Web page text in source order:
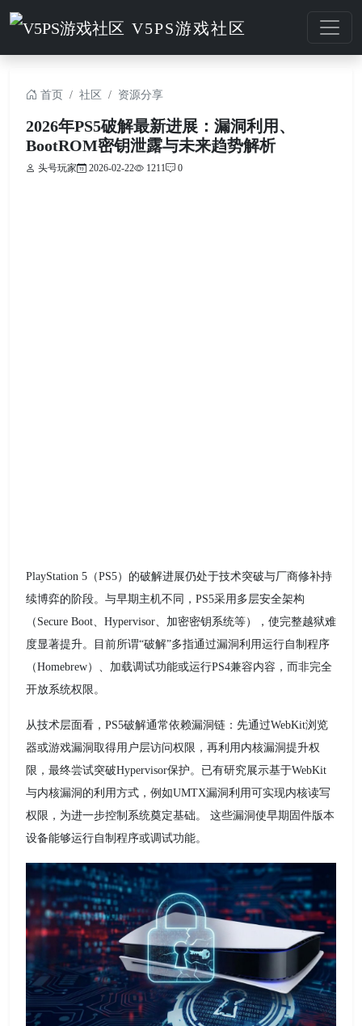
V5PS游戏社区
首页 社区 资源分享
2026年PS5破解最新进展：漏洞利用、
BootROM密钥泄露与未来趋势解析
头号玩家 2026-02-22 1211 0
PlayStation 5（PS5）的破解进展仍处于技术突破与厂商修补持
续博弈的阶段。与早期主机不同，PS5采用多层安全架构
（Secure Boot、Hypervisor、加密密钥系统等），使完整越狱难
度显著提升。目前所谓“破解”多指通过漏洞利用运行自制程序
（Homebrew）、加载调试功能或运行PS4兼容内容，而非完全
开放系统权限。
从技术层面看，PS5破解通常依赖漏洞链：先通过WebKit浏览
器或游戏漏洞取得用户层访问权限，再利用内核漏洞提升权
限，最终尝试突破Hypervisor保护。已有研究展示基于WebKit
与内核漏洞的利用方式，例如UMTX漏洞利用可实现内核读写
权限，为进一步控制系统奠定基础。 这些漏洞使早期固件版本
设备能够运行自制程序或调试功能。